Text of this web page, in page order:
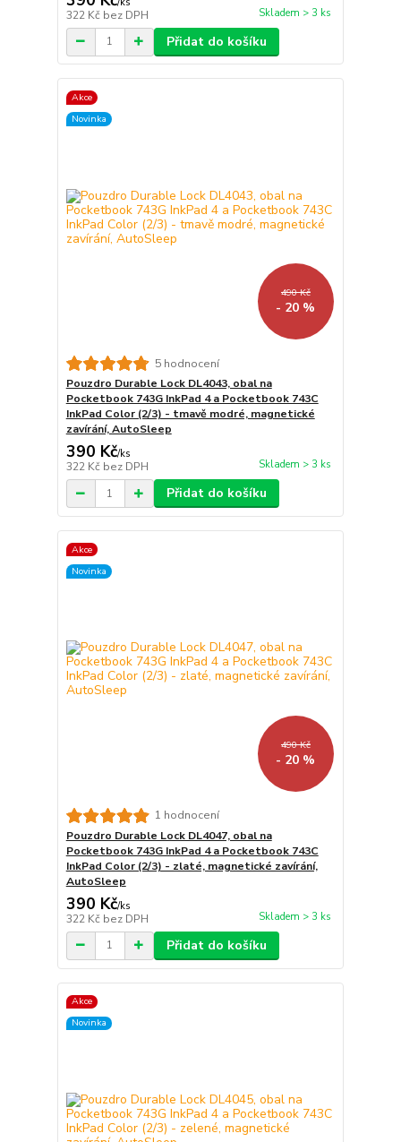
322 Kč bez DPH Skladem > 3 ks
Přidat do košíku
Akce
Novinka
490 Kč
- 20 %
5 hodnocení
Pouzdro Durable Lock DL4043, obal na
Pocketbook 743G InkPad 4 a Pocketbook 743C
InkPad Color (2/3) - tmavě modré, magnetické
zavírání, AutoSleep
390 Kč/ks
322 Kč bez DPH Skladem > 3 ks
Přidat do košíku
Akce
Novinka
490 Kč
- 20 %
1 hodnocení
Pouzdro Durable Lock DL4047, obal na
Pocketbook 743G InkPad 4 a Pocketbook 743C
InkPad Color (2/3) - zlaté, magnetické zavírání,
AutoSleep
390 Kč/ks
322 Kč bez DPH Skladem > 3 ks
Přidat do košíku
Akce
Novinka